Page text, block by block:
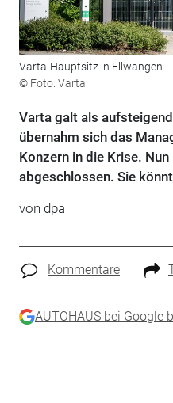
Varta-Hauptsitz in Ellwangen
© Foto: Varta
Varta galt als
übernahm sich das
Konzern in die Krise.
abgeschlossen. Sie
von dpa
Kommentare
AUTOHAUS bei Google